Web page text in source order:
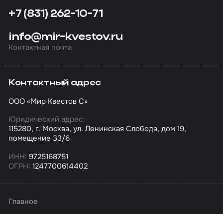
+7 (831) 262-10-71
info@mir-kvestov.ru
Контактная почта
Контактный адрес
ООО «Мир Квестов С»
Юридический адрес:
115280, г. Москва, ул. Ленинская Слобода, дом 19,
помещение 33/6
ИНН: 9725168751
ОГРН: 1247700614402
Главное